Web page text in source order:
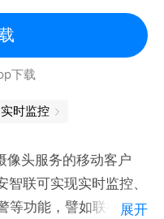
下载
实时监控
像头服务的移动客户
联可实现实时监控、
等功能，譬如联机乔安
展开